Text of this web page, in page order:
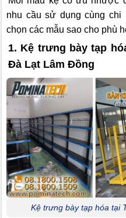
nhu cầu sử dụng cùng
chọn các mẫu sao cho phù
1. Kệ trưng bày tạp
Đà Lạt Lâm Đồng
Kệ trưng bày tạp hóa tại